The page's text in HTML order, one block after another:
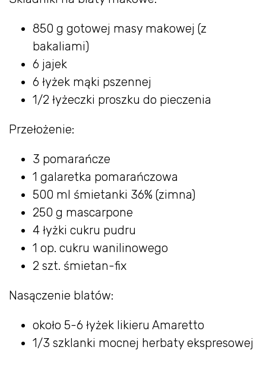
850 g gotowej masy makowej (z
bakaliami)
6 jajek
6 łyżek mąki pszennej
1/2 łyżeczki proszku do pieczenia
Przełożenie:
3 pomarańcze
1 galaretka pomarańczowa
500 ml śmietanki 36% (zimna)
250 g mascarpone
4 łyżki cukru pudru
1 op. cukru wanilinowego
2 szt. śmietan-fix
Nasączenie blatów:
około 5-6 łyżek likieru Amaretto
1/3 szklanki mocnej herbaty ekspresowej